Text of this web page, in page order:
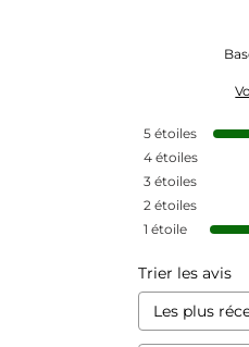
5 étoiles
4 étoiles
3 étoiles
2 étoiles
1 étoile
Trier les avis